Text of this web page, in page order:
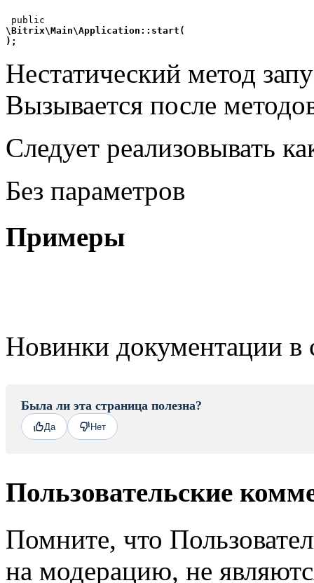
\Bitrix\Main\Application::start(
);
Нестатический метод
Вызывается после
Следует реализовывать
Без параметров
Примеры
Новинки документации в
Была ли эта страница полезна?
Да Нет
Пользовательские
Помните, что
на модерацию, не